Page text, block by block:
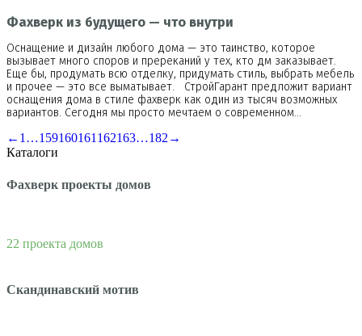
Фахверк из будущего — что внутри
Оснащение и дизайн любого дома — это таинство, которое
вызывает много споров и пререканий у тех, кто дм заказывает.
Еще бы, продумать всю отделку, придумать стиль, выбрать мебель
и прочее — это все выматывает. СтройГарант предложит вариант
оснащения дома в стиле фахверк как один из тысяч возможных
вариантов. Сегодня мы просто мечтаем о современном…
← 1 …159160161 162163…182 →
Каталоги
Фахверк проекты домов
22 проекта домов
Скандинавский мотив